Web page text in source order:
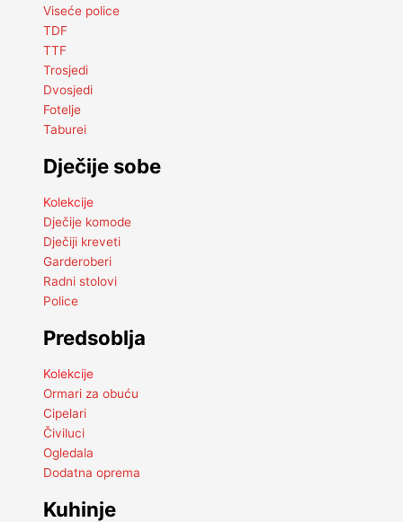
Viseće police
TDF
TTF
Trosjedi
Dvosjedi
Fotelje
Taburei
Dječije sobe
Kolekcije
Dječije komode
Dječiji kreveti
Garderoberi
Radni stolovi
Police
Predsoblja
Kolekcije
Ormari za obuću
Cipelari
Čiviluci
Ogledala
Dodatna oprema
Kuhinje